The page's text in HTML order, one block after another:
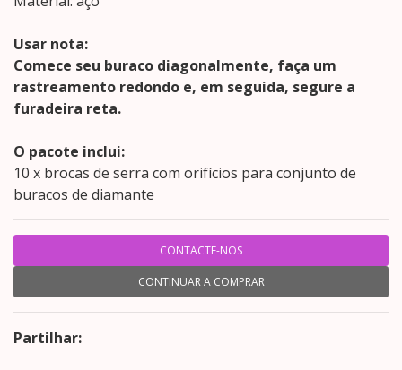
Usar nota:
Comece seu buraco diagonalmente, faça um
rastreamento redondo e, em seguida, segure a
furadeira reta.
O pacote inclui:
10 x brocas de serra com orifícios para conjunto de
buracos de diamante
CONTACTE-NOS
CONTINUAR A COMPRAR
Partilhar: